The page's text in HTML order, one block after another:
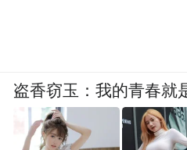
盗香窃玉：我的青春就